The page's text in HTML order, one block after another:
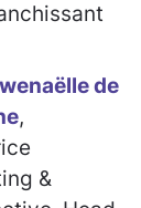
de
,
&